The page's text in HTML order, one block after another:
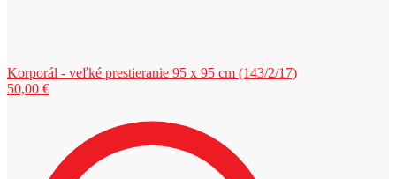
Korporál - veľké prestieranie 95 x 95 cm (143/2/17)
50,00 €